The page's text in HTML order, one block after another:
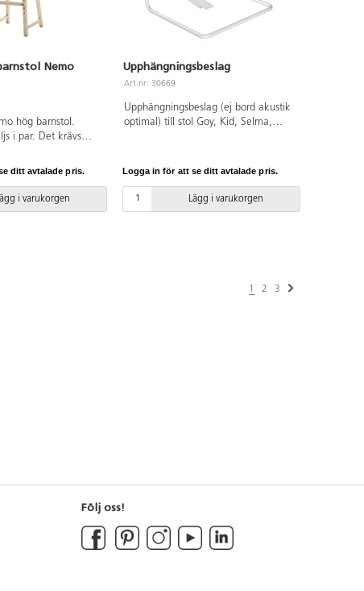
Nemo
hög barnstol.
i par. Det krävs
ditt avtalade pris.
i varukorgen
Upphängningsbeslag
Art.nr: 30669
Upphängningsbeslag (ej bord akustik
optimal) till stol Goy, Kid, Selma,
Logga in för att se ditt avtalade pris.
Lägg i varukorgen
1 2 3
Följ oss!